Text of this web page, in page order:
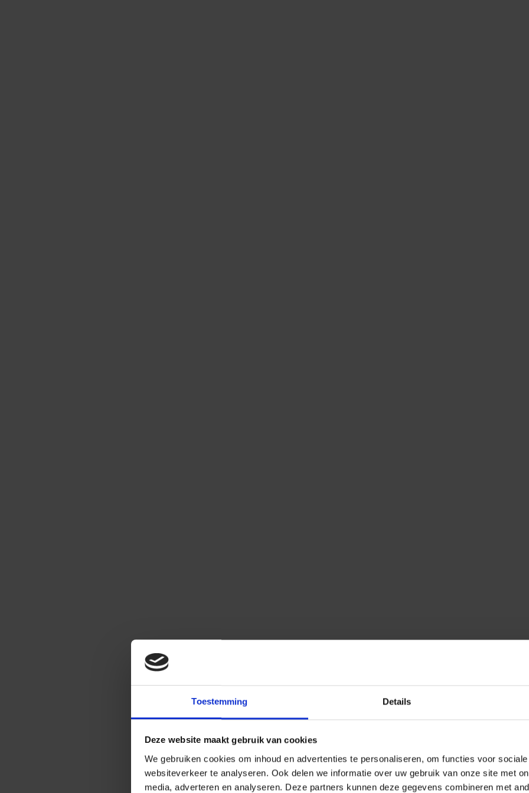
Toestemming Details
Deze website maakt gebruik van cookies
We gebruiken cookies om inhoud en advertenties te personaliseren, om functies voor
websiteverkeer te analyseren. Ook delen we informatie over uw gebruik van onze site met
media, adverteren en analyseren. Deze partners kunnen deze gegevens combineren met